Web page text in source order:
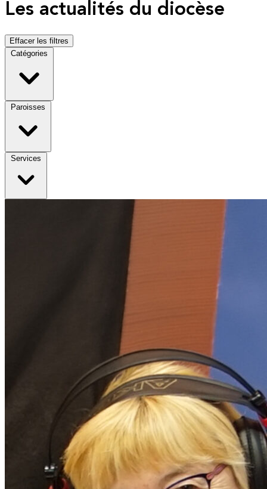
Les actualités du diocèse
Effacer les filtres
Catégories
Paroisses
Services